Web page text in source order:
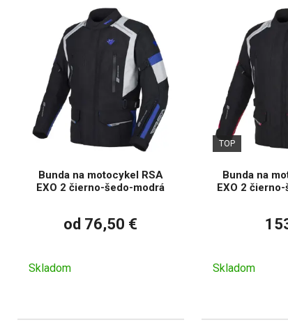
Bunda na motocykel RSA
EXO 2 čierno-šedo-modrá
od 76,50 €
Skladom
TOP
Bunda na
EXO 2
Skladom